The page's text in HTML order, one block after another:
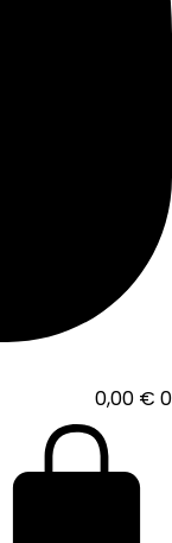
0,00 € 0